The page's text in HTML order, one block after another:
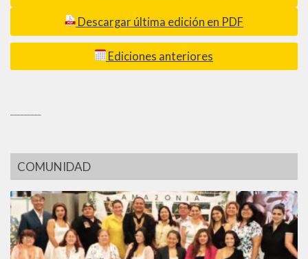
Descargar última edición en PDF
Ediciones anteriores
COMUNIDAD